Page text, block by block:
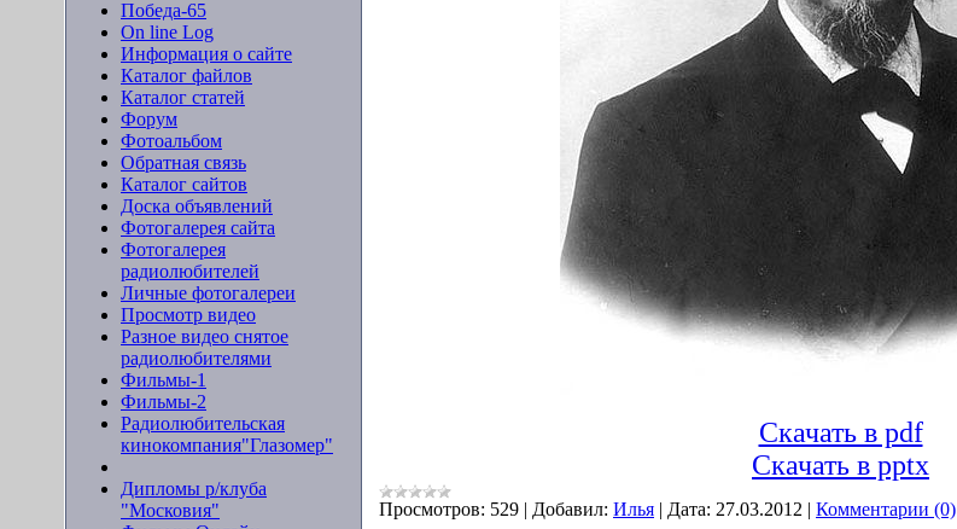
Победа-65
On line Log
Информация о сайте
Каталог файлов
Каталог статей
Форум
Фотоальбом
Обратная связь
Каталог сайтов
Доска объявлений
Фотогалерея сайта
Фотогалерея
радиолюбителей
Личные фотогалереи
Просмотр видео
Разное видео снятое
радиолюбителями
Фильмы-1
Фильмы-2
Радиолюбительская
кинокомпания"Глазомер"
Дипломы р/клуба
"Московия"
Скачать в pdf
Скачать в pptx
Просмотров: 529 | Добавил: Илья | Дата: 27.03.2012 | Комментарии (0)